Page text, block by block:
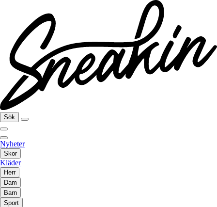
Sök
Nyheter
Skor
Kläder
Herr
Dam
Barn
Sport